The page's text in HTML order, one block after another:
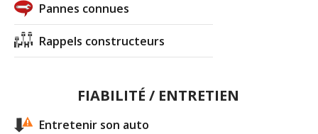
Pannes connues
Rappels constructeurs
FIABILITÉ / ENTRETIEN
Entretenir son auto